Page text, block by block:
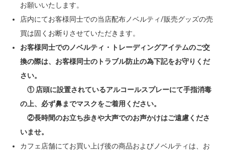
お願いいたします。
店内にてお客様同士での当店配布ノベルティ/販売グッズの売
買は固くお断りさせていただきます。
お客様同士でのノベルティ・トレーディングアイテムのご交
換の際は、お客様同士のトラブル防止の為下記をお守りくだ
さい。
① 店頭に設置されているアルコールスプレーにて手指消毒
の上、必ず鼻までマスクをご着用ください。
②長時間のお立ち歩きや大声でのお声かけはご遠慮くださ
いませ。
カフェ店舗にてお買い上げ後の商品およびノベルティは、お